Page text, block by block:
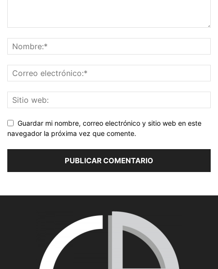
Guardar mi nombre, correo electrónico y sitio web en este
navegador la próxima vez que comente.